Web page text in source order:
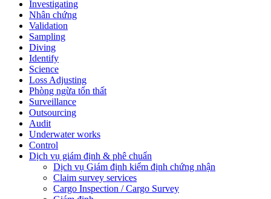
Investigating
Nhân chứng
Validation
Sampling
Diving
Identify
Science
Loss Adjusting
Phòng ngừa tổn thất
Surveillance
Outsourcing
Audit
Underwater works
Control
Dịch vụ giám định & phê chuẩn
Dịch vụ Giám định kiểm định chứng nhận
Claim survey services
Cargo Inspection / Cargo Survey